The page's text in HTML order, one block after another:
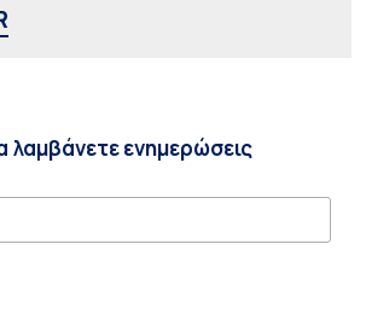
λαμβάνετε ενημερώσεις